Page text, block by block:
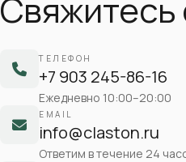
Свяжитесь
ТЕЛЕФОН
+7 903 245-86-16
Ежедневно 10:00–20:00
EMAIL
info@claston.ru
Ответим в течение 24